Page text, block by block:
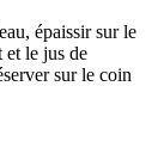
épaissir sur le
le jus de
sur le coin